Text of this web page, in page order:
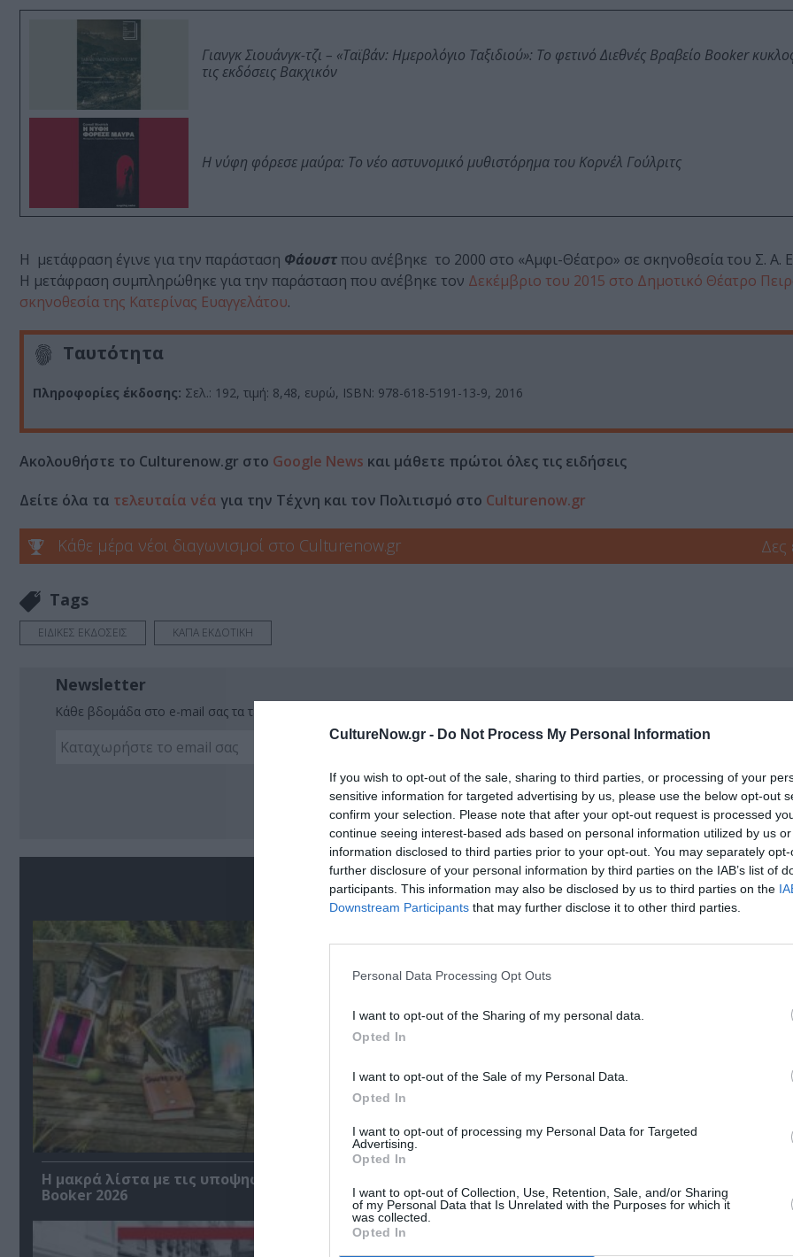
CultureNow.gr - Do Not Process My Personal Information
If you wish to opt-out of the sale, sharing to third parties, or processing of your
sensitive information for targeted advertising by us, please use the below opt-out
confirm your selection. Please note that after your opt-out request is processed
continue seeing interest-based ads based on personal information utilized by us
information disclosed to third parties prior to your opt-out. You may separately
further disclosure of your personal information by third parties on the IAB’s list of
participants. This information may also be disclosed by us to third parties on the
Downstream Participants that may further disclose it to other third parties.
Personal Data Processing Opt Outs
I want to opt-out of the Sharing of my personal data.
Opted In
I want to opt-out of the Sale of my Personal Data.
Opted In
I want to opt-out of processing my Personal Data for Targeted
Advertising.
Opted In
I want to opt-out of Collection, Use, Retention, Sale, and/or Sharing
of my Personal Data that Is Unrelated with the Purposes for which it
was collected.
Opted In
Γιανγκ Σιουάνγκ-τζι – «Ταϊβάν: Ημερολόγιο Ταξιδιού»: Το φετινό Διεθνές Βραβείο Booker
τις εκδόσεις Βακχικόν
Η νύφη φόρεσε μαύρα: Το νέο αστυνομικό μυθιστόρημα του Κορνέλ Γούλριτς
Η μετάφραση έγινε για την παράσταση Φάουστπου ανέβηκε το 2000 στο «Αμφι-Θέατρο» σε σκηνοθεσία του Σ. Α.
Η μετάφραση συμπληρώθηκε για την παράσταση που ανέβηκε τον Δεκέμβριο του 2015 στο Δημοτικό Θέατρο
σκηνοθεσία της Κατερίνας Ευαγγελάτου.
Ταυτότητα
Πληροφορίες έκδοσης: Σελ.: 192, τιμή: 8,48, ευρώ, ISBN: 978-618-5191-13-9, 2016
Ακολουθήστε το Culturenow.gr στο Google News και μάθετε πρώτοι όλες τις ειδήσεις
Δείτε όλα τα τελευταία νέα για την Τέχνη και τον Πολιτισμό στο Culturenow.gr
Κάθε μέρα νέοι διαγωνισμοί στο Culturenow.gr Δες
Tags
ΕΙΔΙΚΕΣ ΕΚΔΟΣΕΙΣ ΚΑΠΑ ΕΚΔΟΤΙΚΗ
Newsletter
Κάθε βδομάδα στο e-mail σας τα τελευταία νέα για την Τέχνη και τον Πολιτισμό!
Ακολουθήστε το Culturenow.gr
Σχετικά Άρθρα
Η μακρά λίστα με τις υποψηφιότητες για το Βραβείο
Booker 2026